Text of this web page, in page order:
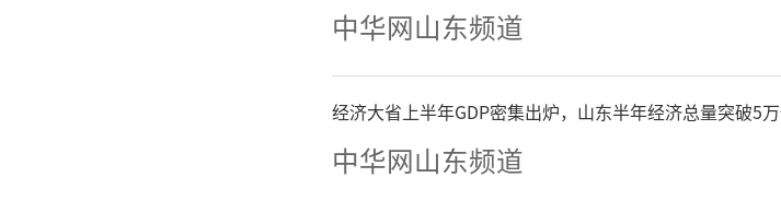
这种重构着重体现
上。从“省市主建、县镇
设，到搭建“多口进、扎
中华网山东频道
经济大省上半年GDP密集出炉，山东半年经济总量突破5
中华网山东频道